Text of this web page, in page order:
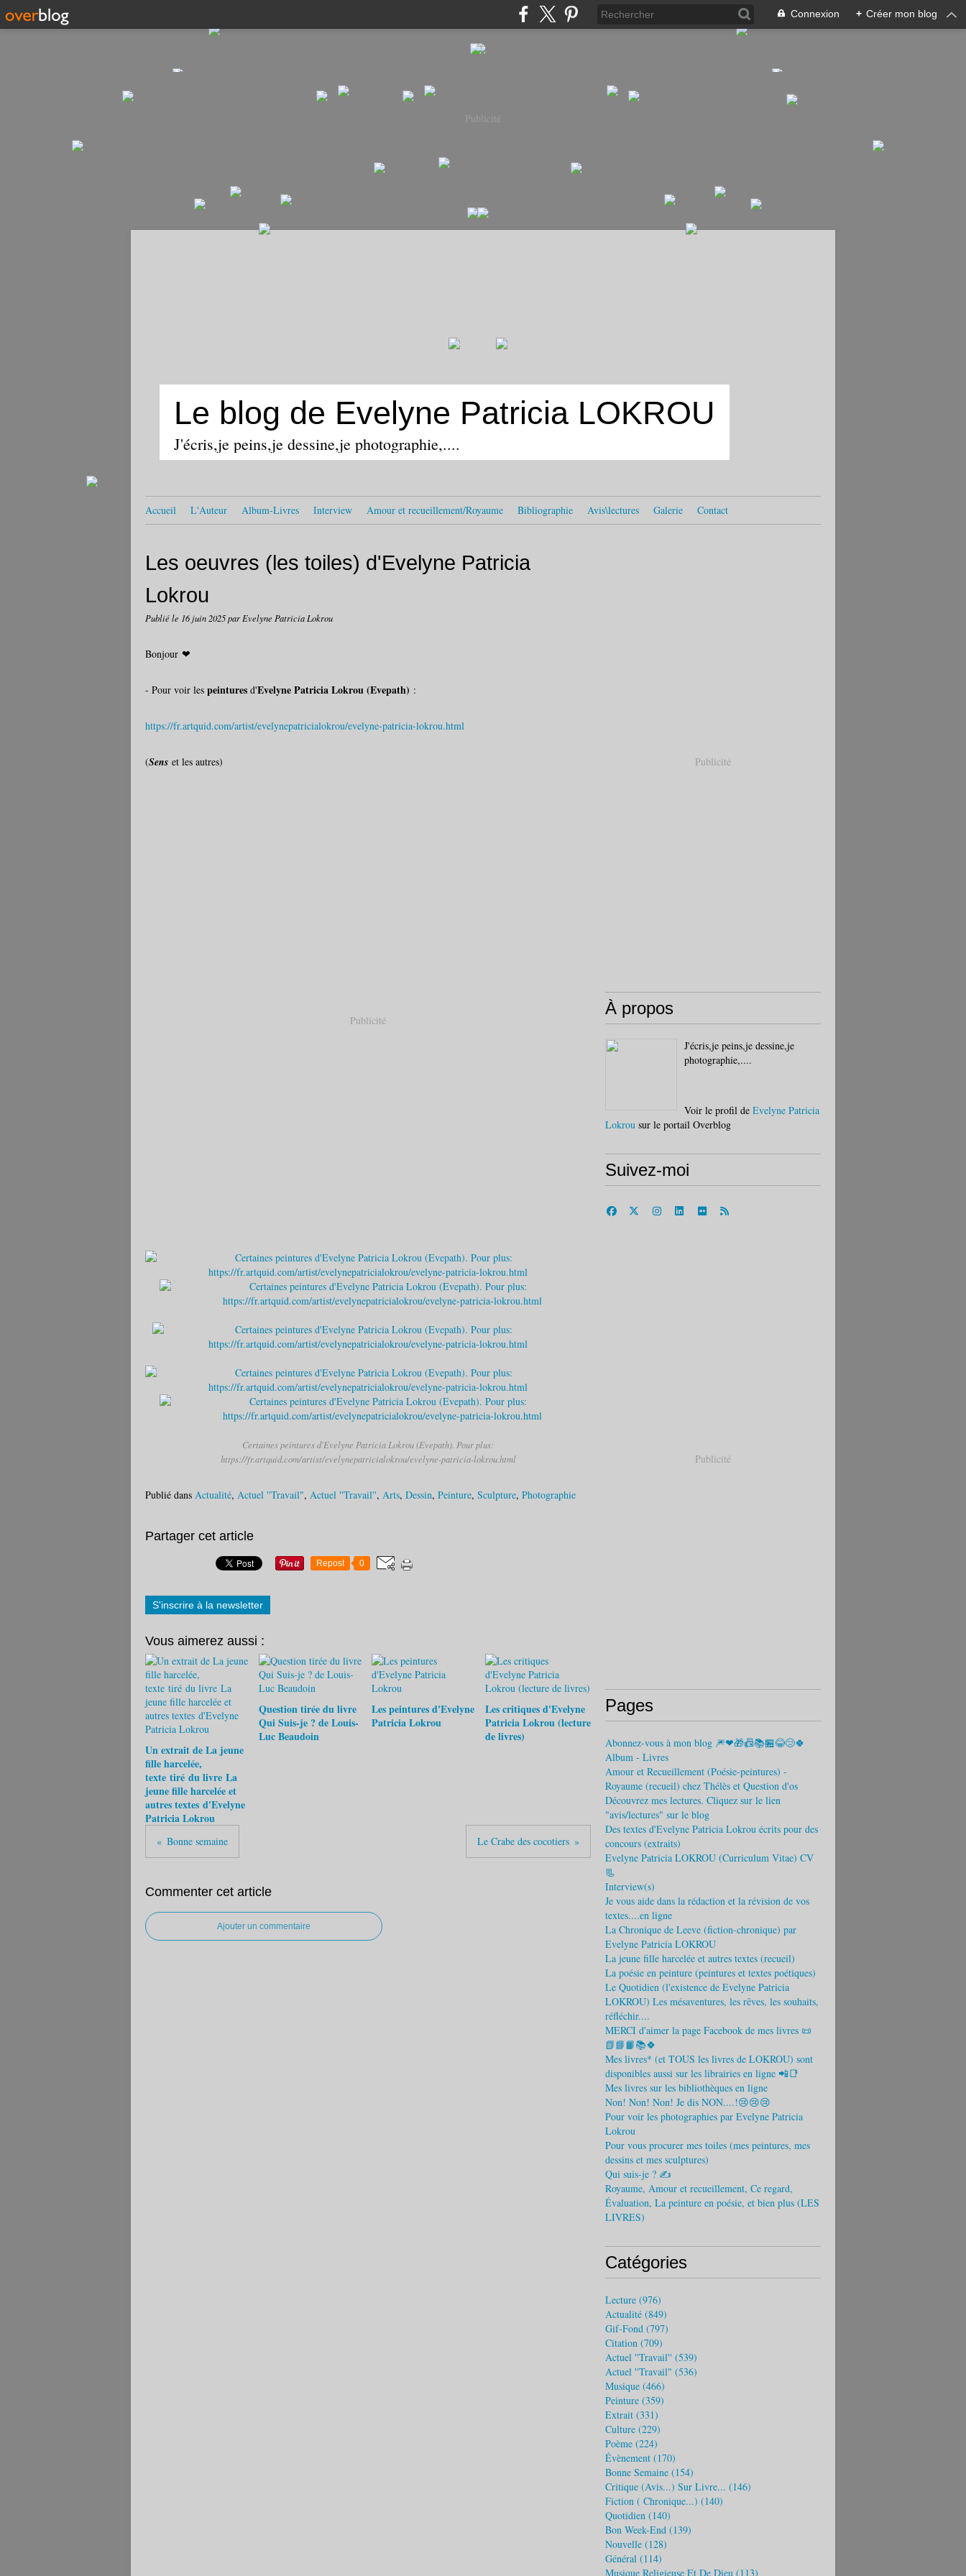
Connexion + Créer mon blog
Publicité
Le blog de Evelyne Patricia LOKROU
J'écris,je peins,je dessine,je photographie,....
Accueil L'Auteur Album-Livres Interview Amour et recueillement/Royaume Bibliographie Avis\lectures Galerie Contact
Les oeuvres (les toiles) d'Evelyne Patricia
Lokrou
Publié le 16 juin 2025par Evelyne Patricia Lokrou
Bonjour ❤
- Pour voir les peintures d'Evelyne Patricia Lokrou (Evepath) :
https://fr.artquid.com/artist/evelynepatricialokrou/evelyne-patricia-lokrou.html
(Sens et les autres)
Publicité
Certaines peintures d'Evelyne Patricia Lokrou (Evepath). Pour plus:
https://fr.artquid.com/artist/evelynepatricialokrou/evelyne-patricia-lokrou.html
Publié dans Actualité, Actuel ''Travail", Actuel ''Travail'', Arts, Dessin, Peinture, Sculpture, Photographie
Partager cet article
Repost 0
S'inscrire à la newsletter
Vous aimerez aussi :
Un extrait de La jeune
fille harcelée,
texte tiré du livre La
jeune fille harcelée et
autres textes d'Evelyne
Patricia Lokrou
Question tirée du livre
Qui Suis-je ? de Louis-
Luc Beaudoin
Les peintures d'Evelyne
Patricia Lokrou
Les critiques d'Evelyne
Patricia Lokrou (lecture
de livres)
Bonne semaine Le Crabe des cocotiers
Commenter cet article
Ajouter un commentaire
Publicité
À propos
J'écris,je peins,je dessine,je
photographie,....
Voir le profil de Evelyne Patricia
Lokrou sur le portail Overblog
Suivez-moi
Publicité
Pages
Abonnez-vous à mon blog 🎆❤🎁📠📚🏪😂😢🍀
Album - Livres
Amour et Recueillement (Poésie-peintures) -
Royaume (recueil) chez Thélès et Question d'os
Découvrez mes lectures. Cliquez sur le lien
"avis/lectures" sur le blog
Des textes d'Evelyne Patricia Lokrou écrits pour des
concours (extraits)
Evelyne Patricia LOKROU (Curriculum Vitae) CV
📃
Interview(s)
Je vous aide dans la rédaction et la révision de vos
textes....en ligne
La Chronique de Leeve (fiction-chronique) par
Evelyne Patricia LOKROU
La jeune fille harcelée et autres textes (recueil)
La poésie en peinture (peintures et textes poétiques)
Le Quotidien (l'existence de Evelyne Patricia
LOKROU) Les mésaventures, les rêves, les souhaits,
réfléchir....
MERCI d'aimer la page Facebook de mes livres 📜
📗📘📙📚🍀
Mes livres* (et TOUS les livres de LOKROU) sont
disponibles aussi sur les librairies en ligne 📲📑
Mes livres sur les bibliothèques en ligne
Non! Non! Non! Je dis NON....!😢😢😢
Pour voir les photographies par Evelyne Patricia
Lokrou
Pour vous procurer mes toiles (mes peintures, mes
dessins et mes sculptures)
Qui suis-je ? ✍
Royaume, Amour et recueillement, Ce regard,
Évaluation, La peinture en poésie, et bien plus (LES
LIVRES)
Catégories
Lecture (976)
Actualité (849)
Gif-Fond (797)
Citation (709)
Actuel ''travail'' (539)
Actuel ''travail" (536)
Musique (466)
Peinture (359)
Extrait (331)
Culture (229)
Poème (224)
Évènement (170)
Bonne Semaine (154)
Critique (avis...) Sur Livre... (146)
Fiction ( Chronique...) (140)
Quotidien (140)
Bon Week-End (139)
Nouvelle (128)
Général (114)
Musique Religieuse Et De Dieu (113)